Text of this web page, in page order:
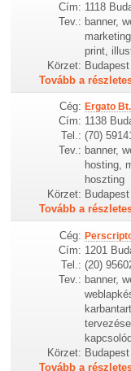
Cím: 1118
Tev.: banner,
print,
Körzet:
Tovább a
Cég: Ergato Bt.
Cím: 1138
Tel.: (70)
Tev.: banner,
hosting,
hoszting
Körzet:
Tovább a
Cég:
Cím: 1201
Tel.: (20)
Tev.: banner,
Körzet:
Tovább a